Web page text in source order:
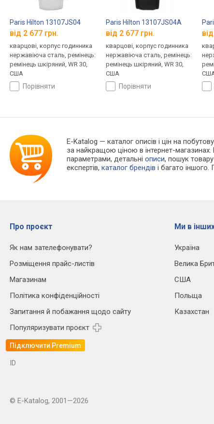
Paris Hilton 13107JS04
від 2 677 грн.
кварцові, корпус годинника
нержавіюча сталь, ремінець:
ремінець шкіряний, WR 30,
США
порівняти
Paris Hilton 13107JS04A
від 2 677 грн.
кварцові, корпус годинника
нержавіюча сталь, ремінець:
ремінець шкіряний, WR 30,
США
порівняти
E-Katalog — каталог описів і цін на
за найкращою ціною в інтернет-
параметрами, детальніописи, пошук
експертів,каталог брендів і багато
Про проєкт
Як нам зателефонувати?
Розміщення прайс-листів
Магазинам
Політика конфіденційності
Запитання й побажання щодо сайту
Популяризувати проєкт
Підключити Premium
Ми в
Україна
Велика
США
Польща
Казахстан
ID
© E-Katalog, 2001—2026